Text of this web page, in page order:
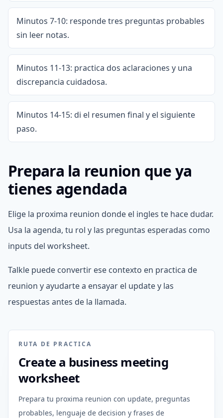
Minutos 7-10: responde tres preguntas probables
sin leer notas.
Minutos 11-13: practica dos aclaraciones y una
discrepancia cuidadosa.
Minutos 14-15: di el resumen final y el siguiente
paso.
Prepara la reunion que ya
tienes agendada
Elige la proxima reunion donde el ingles te hace dudar.
Usa la agenda, tu rol y las preguntas esperadas como
inputs del worksheet.
Talkle puede convertir ese contexto en practica de
reunion y ayudarte a ensayar el update y las
respuestas antes de la llamada.
RUTA DE PRACTICA
Create a business meeting
worksheet
Prepara tu proxima reunion con update, preguntas
probables, lenguaje de decision y frases de